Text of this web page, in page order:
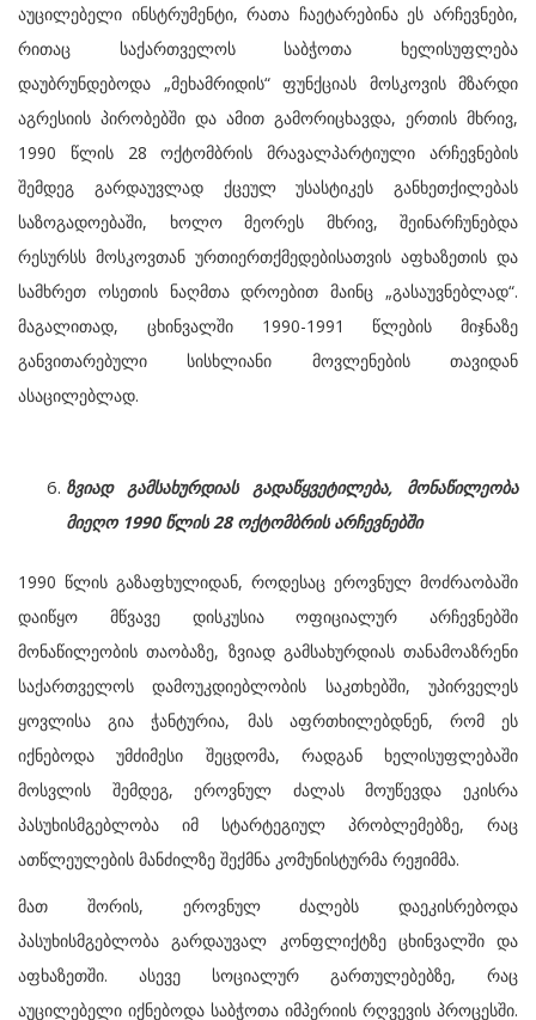
აუცილებელი ინსტრუმენტი, რათა ჩაეტარებინა ეს არჩევნები,
რითაც საქართველოს საბჭოთა ხელისუფლება
დაუბრუნდებოდა „მეხამრიდის“ ფუნქციას მოსკოვის მზარდი
აგრესიის პირობებში და ამით გამორიცხავდა, ერთის მხრივ,
1990 წლის 28 ოქტომბრის მრავალპარტიული არჩევნების
შემდეგ გარდაუვლად ქცეულ უსასტიკეს განხეთქილებას
საზოგადოებაში, ხოლო მეორეს მხრივ, შეინარჩუნებდა
რესურსს მოსკოვთან ურთიერთქმედებისათვის აფხაზეთის და
სამხრეთ ოსეთის ნაღმთა დროებით მაინც „გასაუვნებლად“.
მაგალითად, ცხინვალში 1990-1991 წლების მიჯნაზე
განვითარებული სისხლიანი მოვლენების თავიდან
ასაცილებლად.
ზვიად გამსახურდიას გადაწყვეტილება, მონაწილეობა
მიეღო 1990 წლის 28 ოქტომბრის არჩევნებში
1990 წლის გაზაფხულიდან, როდესაც ეროვნულ მოძრაობაში
დაიწყო მწვავე დისკუსია ოფიციალურ არჩევნებში
მონაწილეობის თაობაზე, ზვიად გამსახურდიას თანამოაზრენი
საქართველოს დამოუკდიებლობის საკთხებში, უპირველეს
ყოვლისა გია ჭანტურია, მას აფრთხილებდნენ, რომ ეს
იქნებოდა უმძიმესი შეცდომა, რადგან ხელისუფლებაში
მოსვლის შემდეგ, ეროვნულ ძალას მოუწევდა ეკისრა
პასუხისმგებლობა იმ სტარტეგიულ პრობლემებზე, რაც
ათწლეულების მანძილზე შექმნა კომუნისტურმა რეჟიმმა.
მათ შორის, ეროვნულ ძალებს დაეკისრებოდა
პასუხისმგებლობა გარდაუვალ კონფლიქტზე ცხინვალში და
აფხაზეთში. ასევე სოციალურ გართულებებზე, რაც
აუცილებელი იქნებოდა საბჭოთა იმპერიის რღვევის პროცესში.